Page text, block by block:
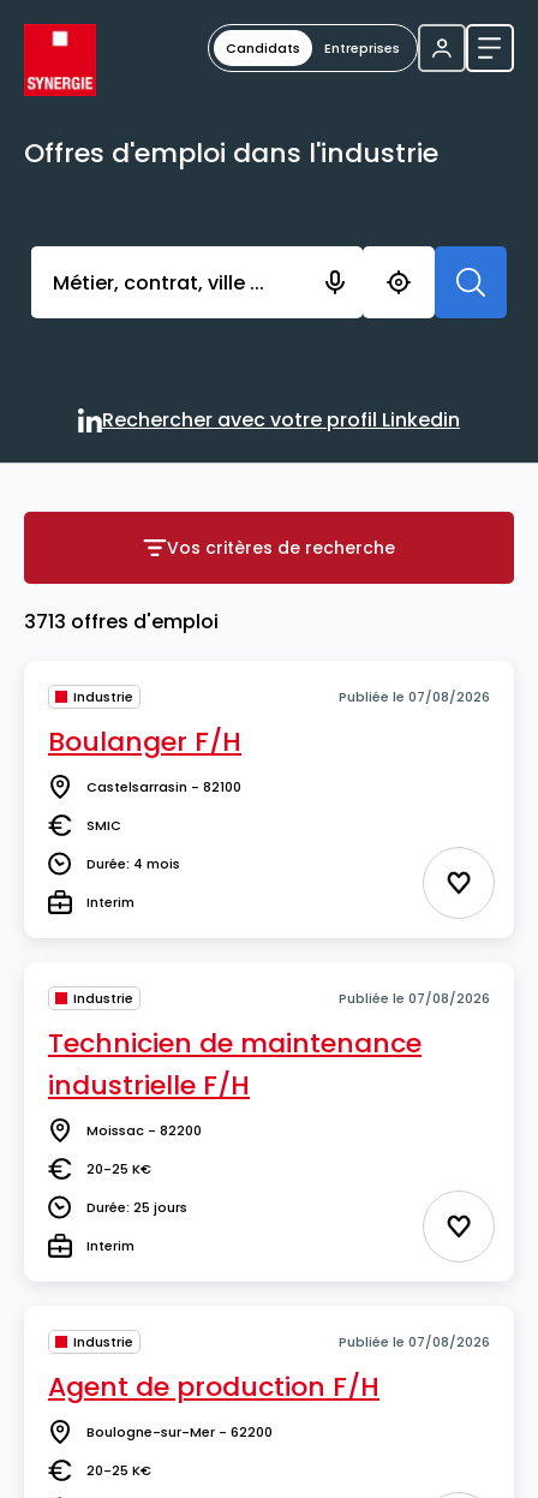
Candidats Entreprises
Offres d'emploi dans l'industrie
Activer l’élément pour lancer l’enregistrement.
Rechercher avec votre
Rechercher avec votre profil Linkedin
Vos critères de recherche
Vos critères de recherche
3713 offres d'emploi
Industrie Publiée le 07/08/2026
Boulanger F/H
Lieu Castelsarrasin - 82100
Salaire
SMIC
DuréeDurée: 4 mois
TypeInterim Ajouter
Industrie Publiée le 07/08/2026
Technicien de maintenance
industrielle F/H
Lieu Moissac - 82200
Salaire20-25 K€
DuréeDurée: 25 jours
TypeInterim Ajouter
Industrie Publiée le 07/08/2026
Agent de production F/H
Lieu Boulogne-sur-Mer - 62200
Salaire20-25 K€